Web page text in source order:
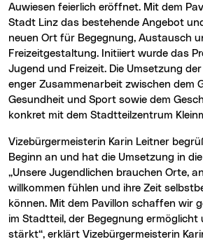
Auwiesen feierlich eröffnet. Mit dem
Stadt Linz das bestehende Angebot
neuen Ort für Begegnung, Austausch
Freizeitgestaltung. Initiiert wurde das
Jugend und Freizeit. Die Umsetzung
enger Zusammenarbeit zwischen dem
Gesundheit und Sport sowie dem
konkret mit dem Stadtteilzentrum
Vizebürgermeisterin Karin Leitner begrüßte das Projekt von
Beginn an und hat die Umsetzung in
„Unsere Jugendlichen brauchen Orte,
willkommen fühlen und ihre Zeit
können. Mit dem Pavillon schaffen wir
im Stadtteil, der Begegnung ermöglicht
stärkt“, erklärt Vizebürgermeisterin